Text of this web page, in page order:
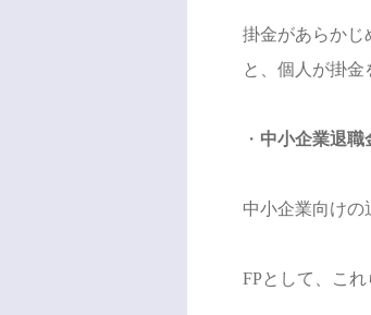
掛金があらかじ
と、個人が掛金
・ 中小企業退職
中小企業向けの
FPとして、こ